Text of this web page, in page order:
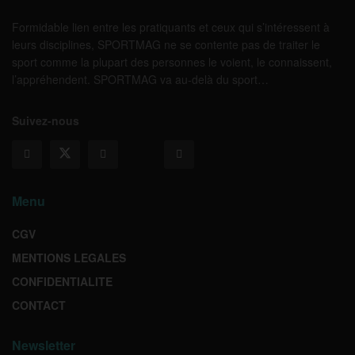
Formidable lien entre les pratiquants et ceux qui s’intéressent à
leurs disciplines, SPORTMAG ne se contente pas de traiter le
sport comme la plupart des personnes le voient, le connaissent,
l’appréhendent. SPORTMAG va au-delà du sport…
Suivez-nous
Menu
CGV
MENTIONS LEGALES
CONFIDENTIALITE
CONTACT
Newsletter